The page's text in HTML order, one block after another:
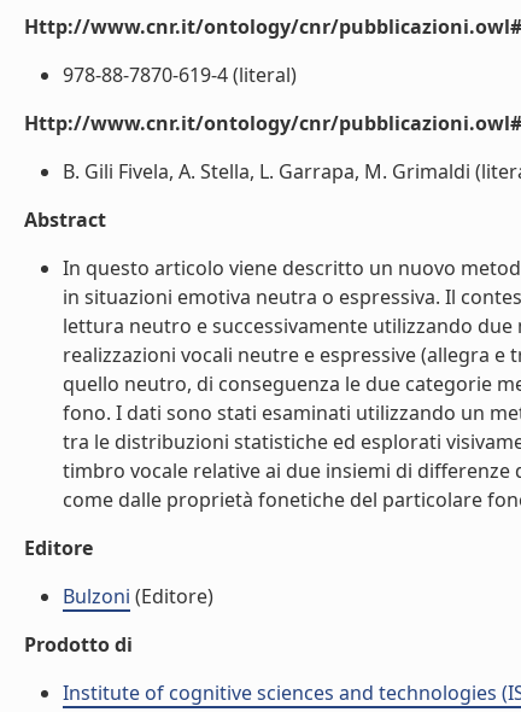
Http://www.cnr.it/ontology/cnr/
978-88-7870-619-4 (literal)
Http://www.cnr.it/ontology/cnr/
B. Gili Fivela, A. Stella, L. Garrapa, M. Grimaldi
Abstract
In questo articolo viene descritto un nuovo
in situazioni emotiva neutra o espressiva. Il
lettura neutro e successivamente utilizzando
realizzazioni vocali neutre e espressive (allegra
quello neutro, di conseguenza le due categorie
fono. I dati sono stati esaminati utilizzando un
tra le distribuzioni statistiche ed esplorati
timbro vocale relative ai due insiemi di
come dalle proprietà fonetiche del particolare
Editore
Bulzoni (Editore)
Prodotto di
Institute of cognitive sciences and technologies